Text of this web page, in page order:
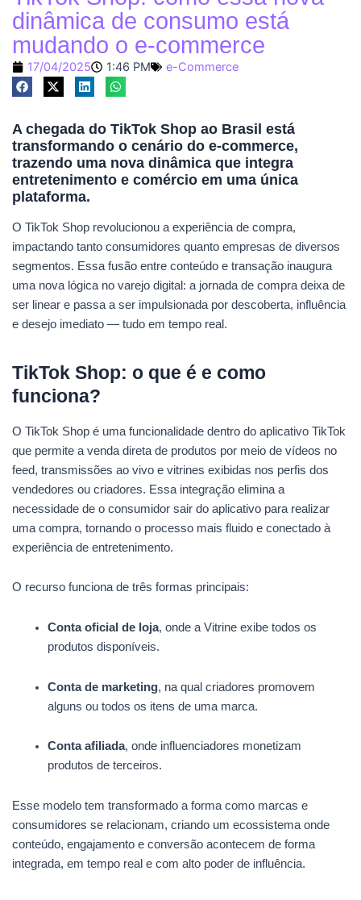
dinâmica de consumo está
mudando o e-commerce
17/04/2025 1:46 PM e-Commerce
A chegada do TikTok Shop ao Brasil está
transformando o cenário do e-commerce,
trazendo uma nova dinâmica que integra
entretenimento e comércio em uma única
plataforma.
O TikTok Shop revolucionou a experiência de compra,
impactando tanto consumidores quanto empresas de diversos
segmentos. Essa fusão entre conteúdo e transação inaugura
uma nova lógica no varejo digital: a jornada de compra deixa de
ser linear e passa a ser impulsionada por descoberta, influência
e desejo imediato — tudo em tempo real.
TikTok Shop: o que é e como
funciona?
O TikTok Shop é uma funcionalidade dentro do aplicativo TikTok
que permite a venda direta de produtos por meio de vídeos no
feed, transmissões ao vivo e vitrines exibidas nos perfis dos
vendedores ou criadores. Essa integração elimina a
necessidade de o consumidor sair do aplicativo para realizar
uma compra, tornando o processo mais fluido e conectado à
experiência de entretenimento.
O recurso funciona de três formas principais:
Conta oficial de loja, onde a Vitrine exibe todos os
produtos disponíveis.
Conta de marketing, na qual criadores promovem
alguns ou todos os itens de uma marca.
Conta afiliada, onde influenciadores monetizam
produtos de terceiros.
Esse modelo tem transformado a forma como marcas e
consumidores se relacionam, criando um ecossistema onde
conteúdo, engajamento e conversão acontecem de forma
integrada, em tempo real e com alto poder de influência.